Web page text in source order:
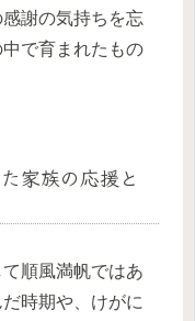
謝の気持ちを忘
で育まれたもの
家族の応援と
順風満帆ではあ
時期や、けがに